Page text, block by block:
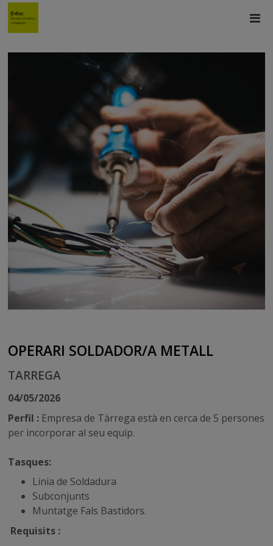
OPERARI SOLDADOR/A METALL
TARREGA
04/05/2026
Perfil : Empresa de Tàrrega està en cerca de 5 persones
per incorporar al seu equip.
Tasques:
Linia de Soldadura
Subconjunts
Muntatge Fals Bastidors.
Requisits :